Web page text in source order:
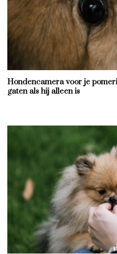
Hondencamera voor je
gaten als hij alleen is